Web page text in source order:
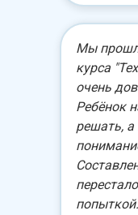
Мы
курса
очень
Ребёнок
решать, а
попыткой.